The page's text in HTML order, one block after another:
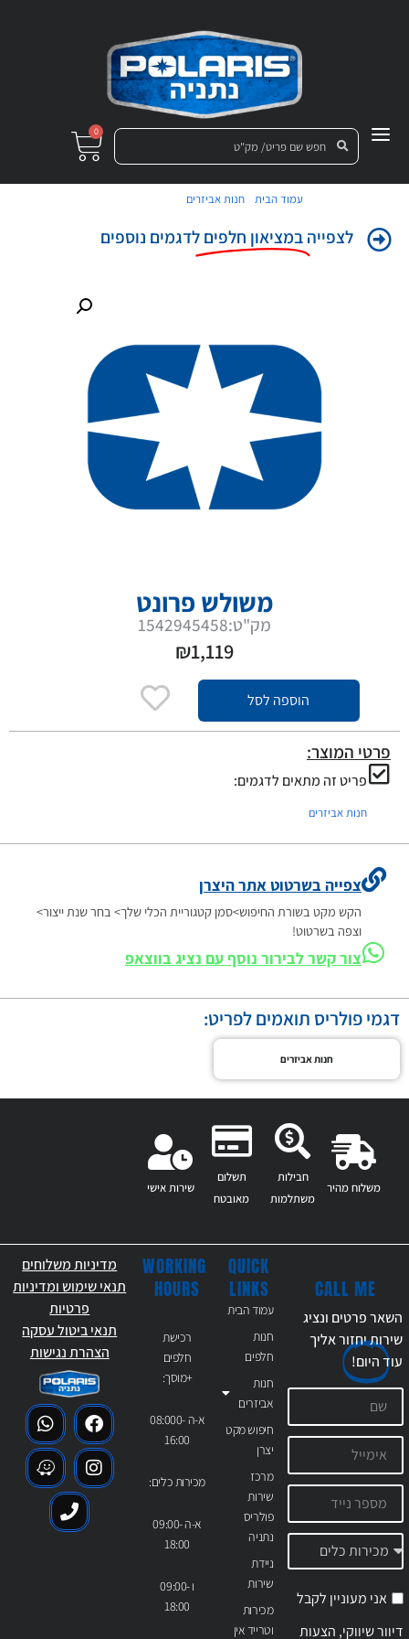
0
עמוד הבית חנות אביזרים
לצפייהבמציאון חלפים לדגמים נוספים
משולש פרונט
מק"ט:1542945458
₪1,119
הוספה לסל
פרטי המוצר:
פריט זה מתאים לדגמים:
חנות אביזרים
צפייה בשרטוט אתר היצרן
הקש מקט בשורת החיפוש>סמן קטגוריית הכלי שלך> בחר שנת ייצור>
וצפה בשרטוט!
צור קשר לבירור נוסף עם נציג בווצאפ
דגמי פולריס תואמים לפריט:
חנות אביזרים
משלוח מהיר
חבילות
משתלמות
תשלום
מאובטח
שירות אישי
QUICK
LINKS
עמוד הבית
חנות
חלפים
חנות
אביזרים
חיפוש מקט
יצרן
מרכז
שירות
פולריס
נתניה
ניידת
שירות
מכירות
וטרייד אין
WORKING
HOURS
רכישת
חלפים
+מוסך:
א-ה 08:000-
16:00
מכירות כלים:
א-ה 09:00-
18:00
ו 09:00-
18:00
CALL ME
השאר פרטים ונציג
שירות יחזור אליך
עודהיום!
אני מעוניין לקבל
דיוור שיווקי, הצעות
מדיניות משלוחים
תנאי שימוש ומדיניות
פרטיות
תנאי ביטול עסקה
הצהרת נגישות